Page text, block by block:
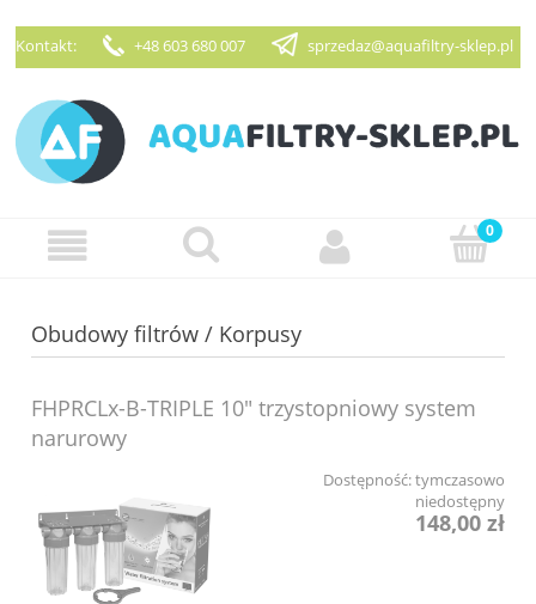
Kontakt: +48 603 680 007
sprzedaz@aquafiltry-sklep.pl
Obudowy filtrów / Korpusy
FHPRCLx-B-TRIPLE 10" trzystopniowy system
narurowy
Dostępność:tymczasowo
niedostępny
148,00 zł